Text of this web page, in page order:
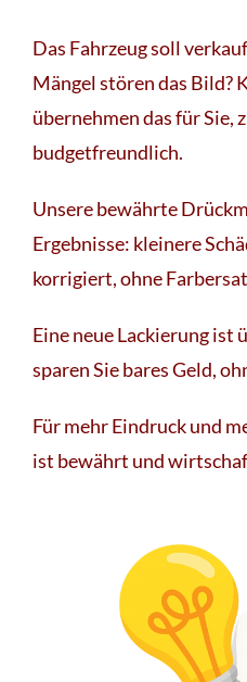
Das Fahrzeug soll
Mängel stören das Bild?
übernehmen das für Sie,
budgetfreundlich.
Unsere bewährte
Ergebnisse: kleinere
korrigiert, ohne
Eine neue Lackierung ist
sparen Sie bares Geld,
Für mehr Eindruck und
ist bewährt und